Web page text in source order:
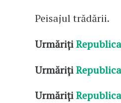
Peisajul trădării.
Urmăriți
Urmăriți
Urmăriți